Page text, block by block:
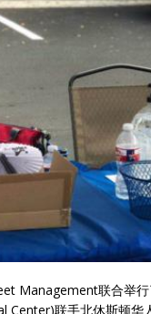
Management联合举行
联手北休斯顿华